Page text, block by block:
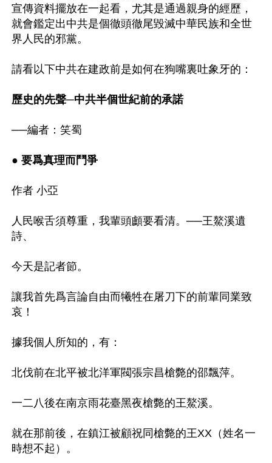
宣傳資料擺放在一起看，尤其是通過親身的經歷，
就會鑑定出中共是個徹頭徹尾毀滅中華民族和全世
界人民的邪黨。
請看以下中共在建政前是如何在狗嘴裏吐象牙的：
歷史的先聲─中共半個世紀前的承諾
──編者：笑蜀
● 要爲真理而鬥爭
作者 小亞
人民喉舌須尊重，我輩頭顱要看清。──王鰲溪遺
詩、
今天是記者節。
讓我首先爲言論自由而犧牲在屠刀下的前輩同業致
哀！
據我個人所知的，有：
北伐前在北平被北洋軍閥張宗昌槍斃的邵飄萍。
一二八後在南京雨花臺黑夜槍斃的王鰲溪。
就在那前後，在鎮江被顧祝同槍斃的王XX（姓名一
時想不起）。